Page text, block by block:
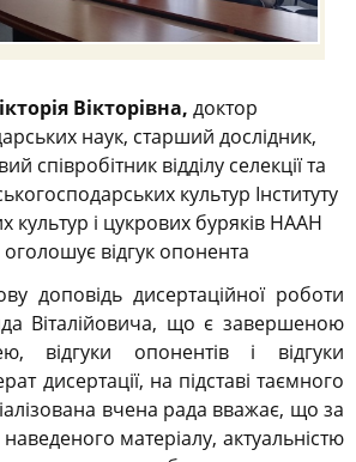
Вікторівна, доктор
наук, старший дослідник,
співробітник відділу селекції та
культур Інституту
культур і цукрових буряків НААН
відгук опонента
доповідь дисертаційної роботи
Віталійовича, що є завершеною
відгуки опонентів і відгуки
дисертації, на підставі таємного
вчена рада вважає, що за
матеріалу, актуальністю